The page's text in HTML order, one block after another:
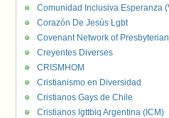
Comunidad Inclusiva Esperanza
Corazón De Jesús Lgbt
Covenant Network of
Creyentes Diverses
CRISMHOM
Cristianismo en Diversidad
Cristianos Gays de Chile
Cristianos lgttbiq Argentina (ICM)